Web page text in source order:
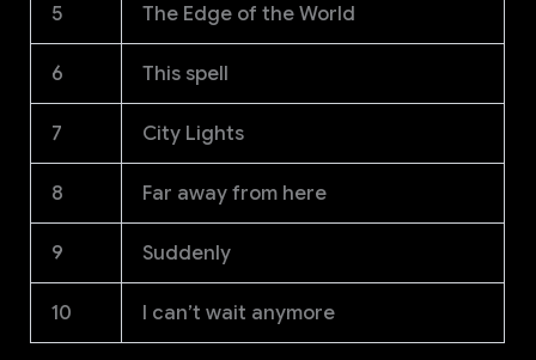
5 The Edge of the World
6 This spell
7 City Lights
8 Far away from here
9 Suddenly
10 I can’t wait anymore